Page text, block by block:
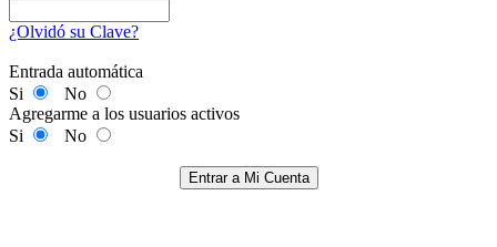
¿Olvidó su Clave?
Entrada automática
Si
No
Agregarme a los usuarios activos
Si
No
Entrar a Mi Cuenta